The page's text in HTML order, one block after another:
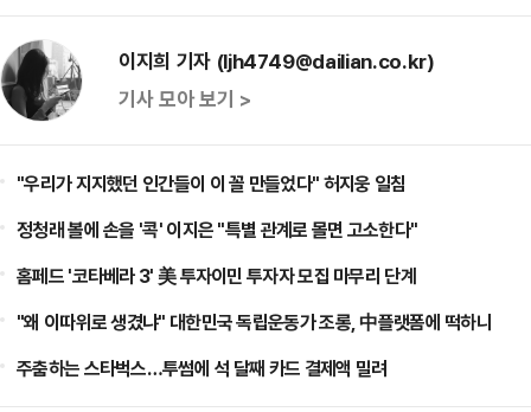
이지희 기자 (ljh4749@dailian.co.kr)
기사 모아 보기 >
"우리가 지지했던 인간들이 이 꼴 만들었다" 허지웅 일침
정청래 볼에 손을 '콕' 이지은 "특별 관계로 몰면 고소한다"
홈페드 '코타베라 3' 美 투자이민 투자자 모집 마무리 단계
"왜 이따위로 생겼냐" 대한민국 독립운동가 조롱, 中플랫폼에 떡하니
주춤하는 스타벅스…투썸에 석 달째 카드 결제액 밀려